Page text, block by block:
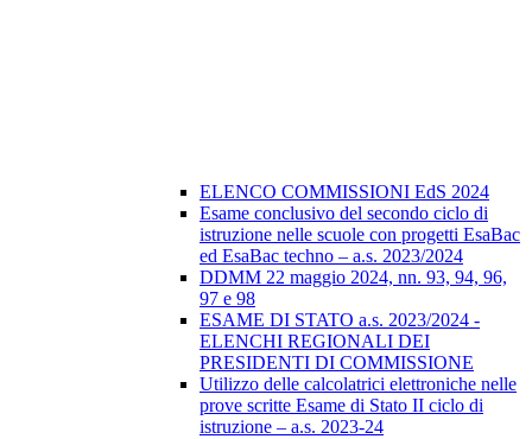
ELENCO COMMISSIONI EdS 2024
Esame conclusivo del secondo ciclo di
istruzione nelle scuole con progetti EsaBac
ed EsaBac techno – a.s. 2023/2024
DDMM 22 maggio 2024, nn. 93, 94, 96,
97 e 98
ESAME DI STATO a.s. 2023/2024 -
ELENCHI REGIONALI DEI
PRESIDENTI DI COMMISSIONE
Utilizzo delle calcolatrici elettroniche nelle
prove scritte Esame di Stato II ciclo di
istruzione – a.s. 2023-24